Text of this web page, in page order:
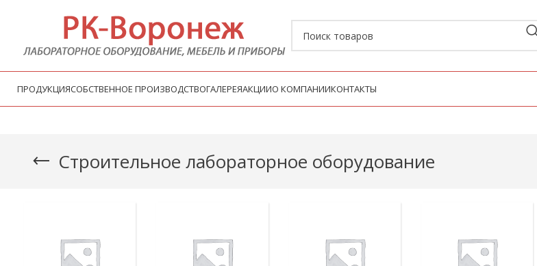
ПРОДУКЦИЯСОБСТВЕННОЕ ПРОИЗВОДСТВОГАЛЕРЕЯАКЦИИО КОМПАНИИКОНТАКТЫ
Строительное лабораторное оборудование